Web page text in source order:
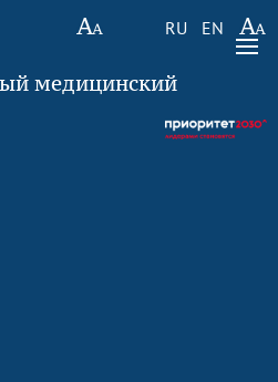
RU EN
медицинский